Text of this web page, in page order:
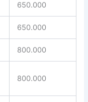
650.000
650.000
800.000
800.000